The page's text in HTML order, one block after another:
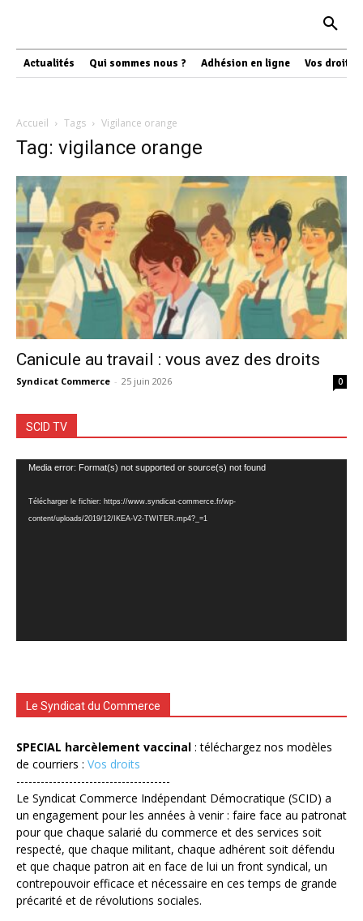
Actualités Qui sommes nous ? Adhésion en ligne Vos droits
Accueil Tags Vigilance orange
Tag: vigilance orange
Canicule au travail : vous avez des droits
Syndicat Commerce - 25 juin 2026 0
SCID TV
Lecteur
Media error: Format(s) not supported or source(s) not found
Télécharger le fichier: https://www.syndicat-commerce.fr/wp-
content/uploads/2019/12/IKEA-V2-TWITER.mp4?_=1
Le Syndicat du Commerce
SPECIAL harcèlement vaccinal : téléchargez nos modèles
de courriers : Vos droits
--------------------------------------
Le Syndicat Commerce Indépendant Démocratique (SCID) a
un engagement pour les années à venir : faire face au patronat
pour que chaque salarié du commerce et des services soit
respecté, que chaque militant, chaque adhérent soit défendu
et que chaque patron ait en face de lui un front syndical, un
contrepouvoir efficace et nécessaire en ces temps de grande
précarité et de révolutions sociales.